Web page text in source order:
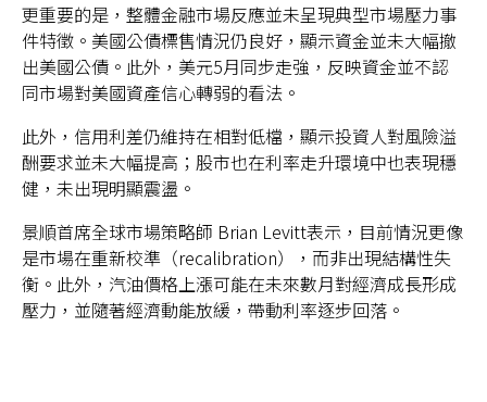
更重要的是，整體金融市場反應並未呈現典型市場壓力事
件特徵。美國公債標售情況仍良好，顯示資金並未大幅撤
出美國公債。此外，美元5月同步走強，反映資金並不認
同市場對美國資產信心轉弱的看法。
此外，信用利差仍維持在相對低檔，顯示投資人對風險溢
酬要求並未大幅提高；股市也在利率走升環境中也表現穩
健，未出現明顯震盪。
景順首席全球市場策略師 Brian Levitt表示，目前情況更像
是市場在重新校準（recalibration），而非出現結構性失
衡。此外，汽油價格上漲可能在未來數月對經濟成長形成
壓力，並隨著經濟動能放緩，帶動利率逐步回落。